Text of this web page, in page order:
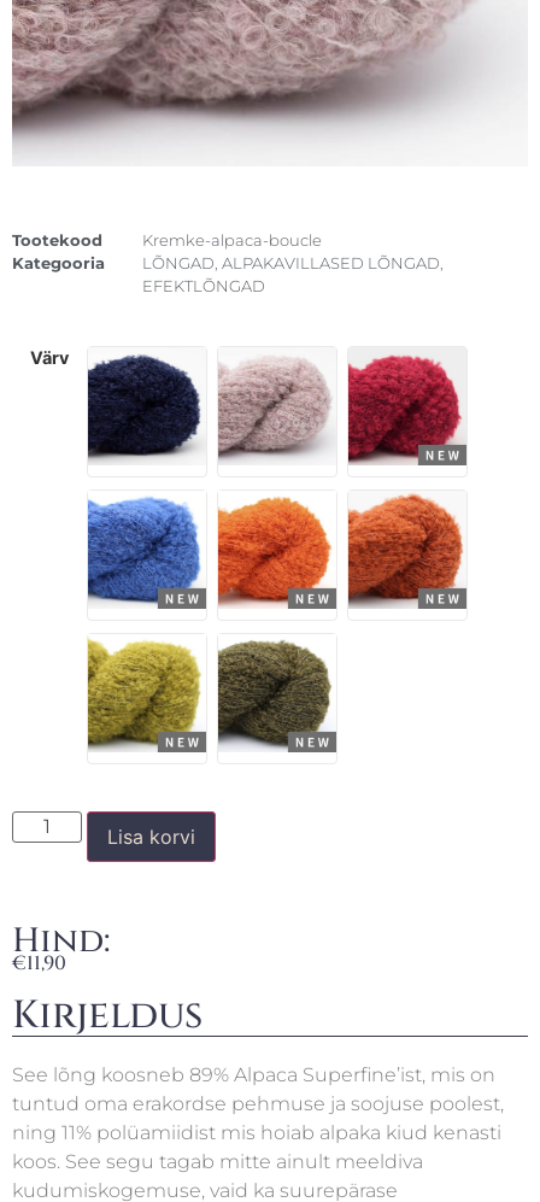
Tootekood
Kremke-alpaca-boucle
Kategooria
LÕNGAD ALPAKAVILLASED LÕNGAD
EFEKTLÕNGAD
värv
Lisa korvi
Hind:
€11,90
Kirjeldus
See lõng koosneb 89% Alpaca Superfine’ist, mis on
tuntud oma erakordse pehmuse ja soojuse poolest,
ning 11% polüamiidist mis hoiab alpaka kiud kenasti
koos. See segu tagab mitte ainult meeldiva
kudumiskogemuse, vaid ka suurepärase